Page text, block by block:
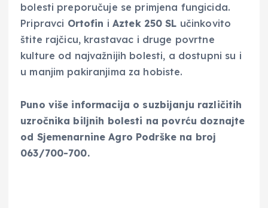
bolesti preporučuje se primjena fungicida.
Pripravci Ortofin i Aztek 250 SL učinkovito
štite rajčicu, krastavac i druge povrtne
kulture od najvažnijih bolesti, a dostupni su i
u manjim pakiranjima za hobiste.
Puno više informacija o suzbijanju različitih
uzročnika biljnih bolesti na povrću doznajte
od Sjemenarnine Agro Podrške na broj
063/700-700.